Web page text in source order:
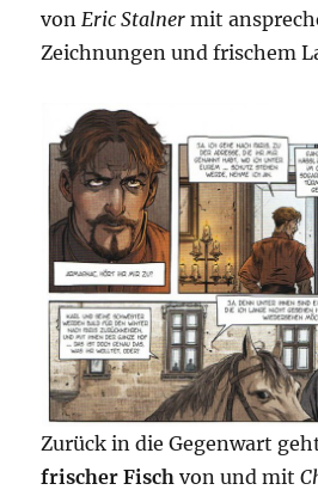
von Eric Stalner mit
Zeichnungen und frischem
Zurück in die Gegenwart
frischer Fisch von und mit